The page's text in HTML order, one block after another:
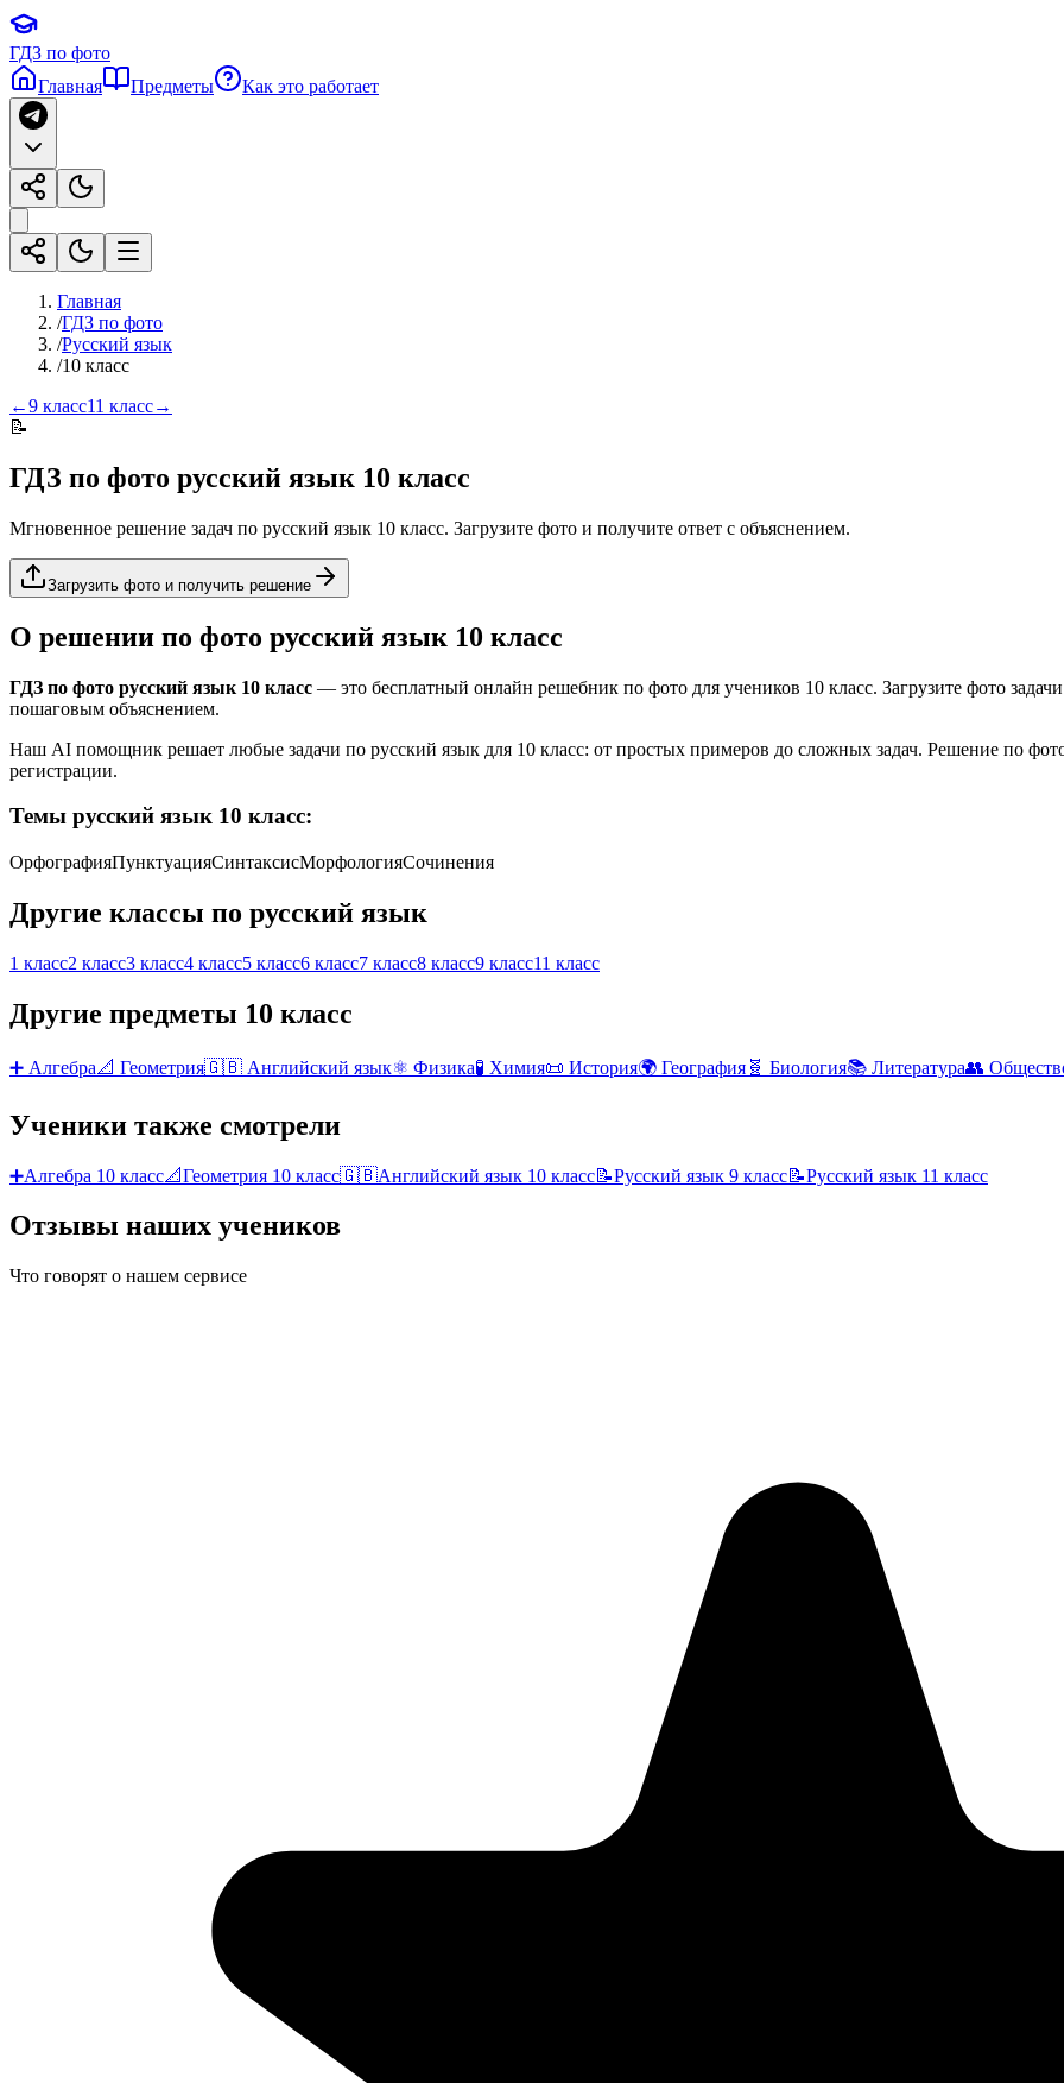
ГДЗ по фото
Главная
Предметы Как это работает
Главная
/ГДЗ по фото
/Русский язык
/10 класс
←9 класс11 класс→
📝
ГДЗ по фото русский язык 10 класс
Мгновенное решение задач по русский язык 10 класс. Загрузите фото и получите ответ с объяснением.
Загрузить фото и получить решение
О решении по фото русский язык 10 класс
ГДЗ по фото русский язык 10 класс — это бесплатный онлайн решебник по фото для учеников 10 класс. Загрузите фото
пошаговым объяснением.
Наш AI помощник решает любые задачи по русский язык для 10 класс: от простых примеров до сложных задач. Решение по
регистрации.
Темы русский язык 10 класс:
ОрфографияПунктуацияСинтаксисМорфологияСочинения
Другие классы по русский язык
1 класс2 класс3 класс4 класс5 класс6 класс7 класс8 класс9 класс11 класс
Другие предметы 10 класс
➕ Алгебра📐 Геометрия🇬🇧 Английский язык⚛️ Физика🧪 Химия📜 История🌍 География 🧬 Биология📚 Литература👥
Ученики также смотрели
➕Алгебра 10 класс📐Геометрия 10 класс🇬🇧Английский язык 10 класс📝Русский язык 9 класс📝Русский язык 11 класс
Отзывы наших учеников
Что говорят о нашем сервисе